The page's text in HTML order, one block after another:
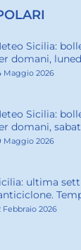
Sicilia:
domani,
Maggio 2026
Sicilia:
domani,
Maggio 2026
ultima
Febbraio 2026